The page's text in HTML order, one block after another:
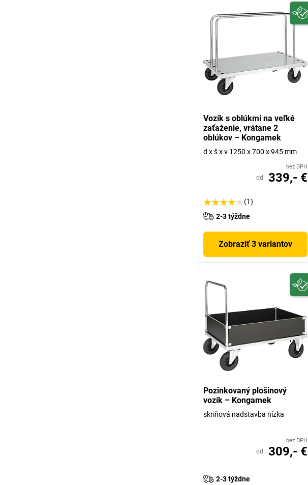
Vozík s oblúkmi na veľké
zaťaženie, vrátane 2
oblúkov – Kongamek
d x š x v 1250 x 700 x 945 mm
bez DPH
od 339,- €
(1)
2-3 týždne
Zobraziť 3 variantov
Pozinkovaný plošinový
vozík – Kongamek
skriňová nadstavba nízka
bez DPH
od 309,- €
2-3 týždne